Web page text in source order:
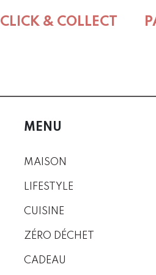
CLICK & COLLECT
MENU
MAISON
LIFESTYLE
CUISINE
ZÉRO DÉCHET
CADEAU